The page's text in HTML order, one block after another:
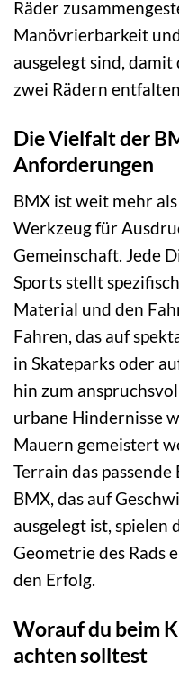
Räder
Manövrierbarkeit
ausgelegt sind,
zwei Rädern
Die Vielfalt der
Anforderungen
BMX ist weit mehr
Werkzeug für
Gemeinschaft. Jede
Sports stellt
Material und den
Fahren, das auf
in Skateparks oder
hin zum
urbane Hindernisse
Mauern gemeistert
Terrain das passende
BMX, das auf
ausgelegt ist,
Geometrie des Rads
den Erfolg.
Worauf du beim
achten solltest